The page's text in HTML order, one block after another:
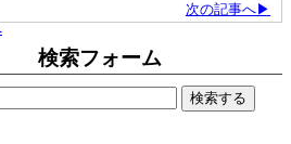
次の記事へ▶
検索フォーム